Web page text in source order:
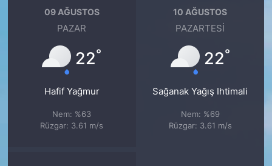
09 AĞUSTOS
PAZAR
22°
Hafif Yağmur
Nem: %63
Rüzgar: 3.61 m/s
10 AĞUSTOS
PAZARTESI
22°
Sağanak Yağış Ihtimali
Nem: %69
Rüzgar: 3.61 m/s